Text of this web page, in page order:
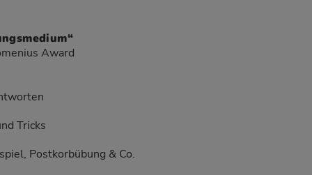
Award
Tricks
Postkorbübung & Co.